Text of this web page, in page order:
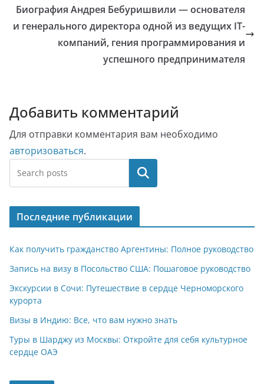
Биография Андрея Бебуришвили — основателя
и генерального директора одной из ведущих IT-
компаний, гения программирования и
успешного предпринимателя
Добавить комментарий
Для отправки комментария вам необходимо
авторизоваться.
Поиск
Последние публикации
Как получить гражданство Аргентины: Полное руководство
Запись на визу в Посольство США: Пошаговое руководство
Экскурсии в Сочи: Путешествие в сердце Черноморского
курорта
Визы в Индию: Все, что вам нужно знать
Туры в Шарджу из Москвы: Откройте для себя культурное
сердце ОАЭ